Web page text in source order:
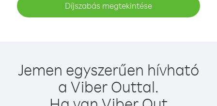
Díjszabás megtekintése
Jemen egyszerűen hívható
a Viber Outtal.